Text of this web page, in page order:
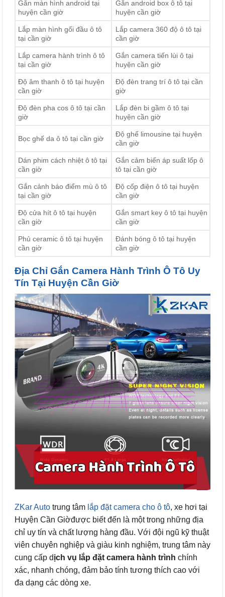
Gắn màn hình android tại
huyện cần giờ
Gắn android box ô tô tại
huyện cần giờ
Lắp màn hình gối đầu ô tô
tại cần giờ
Lắp camera 360 độ ô tô tại
cần giờ
Lắp camera hành trình ô tô
tại cần giờ
Gắn camera tiến lùi ô tại
huyện cần giờ
Độ âm thanh ô tô tại huyện
cần giờ
Độ đèn trang trí ô tô tại cần
giờ
Độ đèn pha cos ô tô tại cần
giờ
Lắp đèn bi gầm ô tô tại
huyện cần giờ
Bọc ghế da ô tô tại cần giờ
Độ ghế limousine tại huyện
cần giờ
Dán phim cách nhiệt ô tô tại
cần giờ
Gắn cảm biến áp suất lốp ô
tô tại cần giờ
Gắn cảnh báo điểm mù ô tô
tại cần giờ
Độ cốp điện ô tô tại huyện
cần giờ
Độ cửa hít ô tô tại huyện
cần giờ
Gắn smart key ô tô tại huyện
cần giờ
Phủ ceramic ô tô tại huyện
cần giờ
Đánh bóng ô tô tại huyện
cần giờ
Địa Chỉ Gắn Camera Hành Trình Ô Tô Uy
Tín Tại Huyện Cần Giờ
ZKar Auto trung tâm lắp đặt camera cho ô tô, xe hơi tại
Huyện Cần Giờđược biết đến là một trong những địa
chỉ uy tín và chất lượng hàng đầu. Với đội ngũ kỹ thuật
viên chuyên nghiệp và giàu kinh nghiệm, trung tâm này
cung cấp dịch vụ lắp đặt camera hành trình chính
xác, nhanh chóng, đảm bảo tính tương thích cao với
đa dạng các dòng xe.